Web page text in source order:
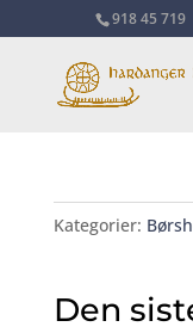
918 45 719
Kategorier:
Den